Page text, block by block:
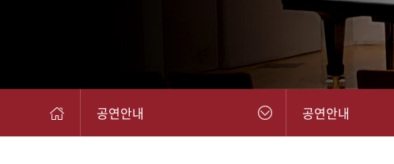
공연안내 공연안내